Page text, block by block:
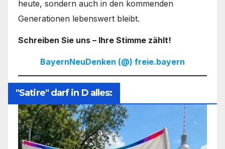
heute, sondern auch in den kommenden
Generationen lebenswert bleibt.
Schreiben Sie uns – Ihre Stimme zählt!
BayernNeuDenken (@) freie.bayern
"Satire" darf in D alles: